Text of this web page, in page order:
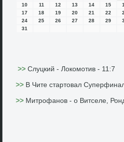
10
11 12 13 14 15
17
18 19 20 21 22
24
25 26 27 28 29
31
>>Слуцкий - Локомотив - 11:7
>> В Чите стартовал
>> Митрофанов - о Витселе,